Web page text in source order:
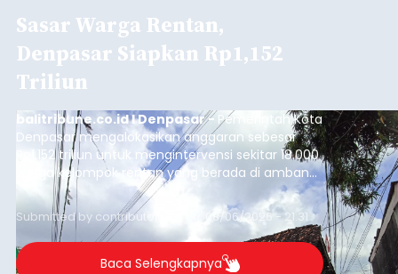
Sasar Warga Rentan,
Denpasar Siapkan Rp1,152
Triliun
balitribune.co.id I Denpasar - Pemerintah Kota
Denpasar mengalokasikan anggaran sebesar
Rp1,152 triliun untuk mengintervensi sekitar 18.000
warga kelompok rentan yang berada di ambang
garis kemiskinan. Langkah strategis ini diambil
guna menjaga masyarakat yang berada pada
kelompok desil 5 dan 6 tersebut agar tidak
merosot ke kategori miskin.
Submitted by contributor Thu, 08/06/2026 - 21:31
Baca Selengkapnya